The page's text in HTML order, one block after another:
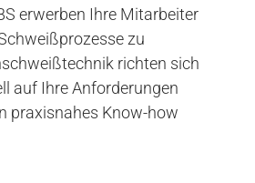
erwerben Ihre Mitarbeiter
zu
richten sich
auf Ihre Anforderungen
praxisnahes Know-how